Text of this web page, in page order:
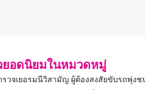
ยอดนิยมในหมวดหมู่
รวจเยอรมนีวิสามัญ ผู้ต้องสงสัยขับรถพุ่งช